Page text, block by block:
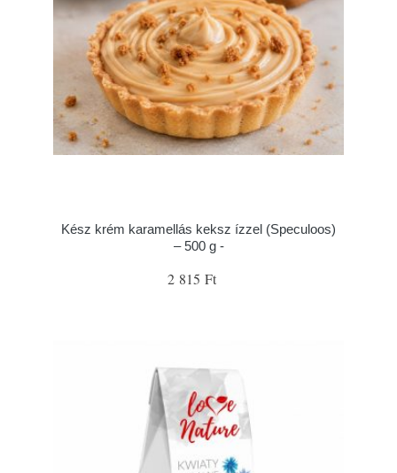
Kész krém karamellás keksz ízzel (Speculoos)
– 500 g -
2 815 Ft